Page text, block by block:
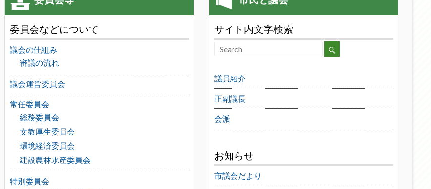
委員会などについて
議会の仕組み
審議の流れ
議会運営委員会
常任委員会
総務委員会
文教厚生委員会
環境経済委員会
建設農林水産委員会
特別委員会
サイト内文字検索
議員紹介
正副議長
会派
お知らせ
市議会だより